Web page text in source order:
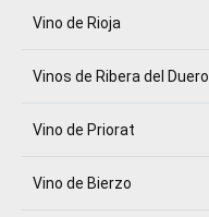
Vino de Rioja
Vinos de Ribera del Duero
Vino de Priorat
Vino de Bierzo